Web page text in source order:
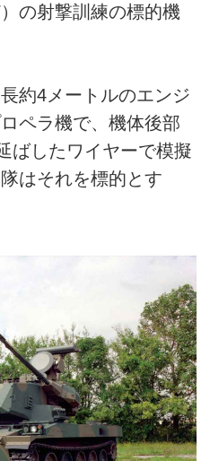
の射撃訓練の標的機
約4メートルのエンジ
ペラ機で、機体後部
ばしたワイヤーで模擬
はそれを標的とす